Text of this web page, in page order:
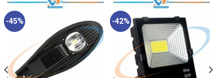
-45% -42%